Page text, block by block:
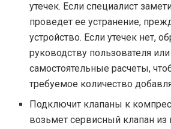
утечек. Если специалист
проведет ее устранение,
устройство. Если утечек нет,
руководству пользователя
самостоятельные расчеты,
требуемое количество
Подключит клапаны к
возьмет сервисный клапан из